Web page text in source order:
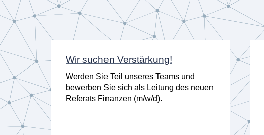
Startseite
am
Wir suchen Verstärkung!
Werden Sie Teil unseres Teams und
bewerben Sie sich als Leitung des neuen
Referats Finanzen (m/w/d).